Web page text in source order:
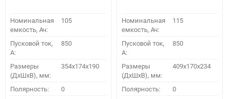
Номинальная
емкость, Ач:
105
Пусковой ток,
A:
850
Размеры
(ДхШхВ), мм:
354x174x190
Полярность: 0
Номинальная
емкость, Ач:
115
Пусковой ток,
A:
850
Размеры
(ДхШхВ), мм:
409x170x234
Полярность: 0